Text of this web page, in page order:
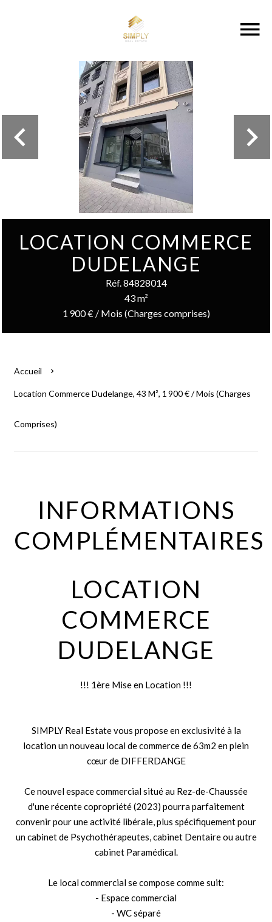
LOCATION COMMERCE
DUDELANGE
Réf. 84828014
43 m²
1 900 € / Mois (Charges comprises)
Accueil
Location Commerce Dudelange, 43 M², 1 900 € / Mois (Charges
Comprises)
INFORMATIONS
COMPLÉMENTAIRES
LOCATION
COMMERCE
DUDELANGE
!!! 1ère Mise en Location !!!
SIMPLY Real Estate vous propose en exclusivité à la
location un nouveau local de commerce de 63m2 en plein
cœur de DIFFERDANGE
Ce nouvel espace commercial situé au Rez-de-Chaussée
d'une récente copropriété (2023) pourra parfaitement
convenir pour une activité libérale, plus spécifiquement pour
un cabinet de Psychothérapeutes, cabinet Dentaire ou autre
cabinet Paramédical.
Le local commercial se compose comme suit:
- Espace commercial
- WC séparé